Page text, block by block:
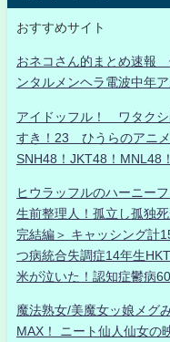
おすすめサイト
おネコさん的まとめ速報
ンタルメンヘラ電波中年
アイドッフル！ ワタク
すき！23 ひうらのアニ
SNH48！JKT48！MNL48
ヒウラッフルのハーニー
生前整理人！孤立し孤独
完結編＞ キャッシング計
つ病統合失調症14年生
米が泣いた！認知症鬱病
魔法熟女/美魔女ッ娘メグ
MAX！ ニート仙人仙女の